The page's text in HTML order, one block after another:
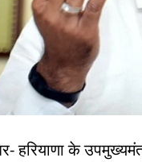
हरियाणा के